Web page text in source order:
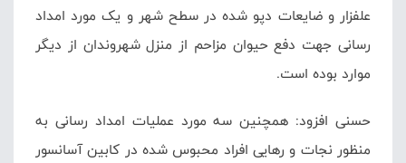
علفزار و ضایعات دپو شده در سطح شهر و یک مورد امداد
رسانی جهت دفع حیوان مزاحم از منزل شهروندان از دیگر
موارد بوده است.
حسنی افزود: همچنین سه مورد عملیات امداد رسانی به
منظور نجات و رهایی افراد محبوس شده در کابین آسانسور